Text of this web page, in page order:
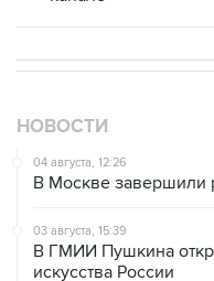
НОВОСТИ
04 августа, 12:26
В Москве завершили
03 августа, 15:39
В ГМИИ Пушкина
искусства России